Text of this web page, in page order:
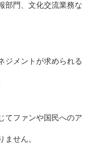
部門、文化交流業務な
ジメントが求められる
てファンや国民へのア
ません。